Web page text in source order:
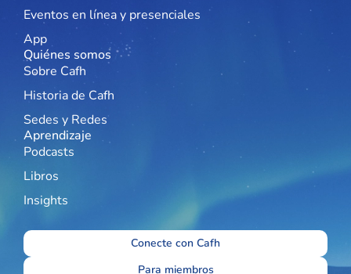
Eventos en línea y presenciales
App
Quiénes somos
Sobre Cafh
Historia de Cafh
Sedes y Redes
Aprendizaje
Podcasts
Libros
Insights
Conecte con Cafh
Para miembros